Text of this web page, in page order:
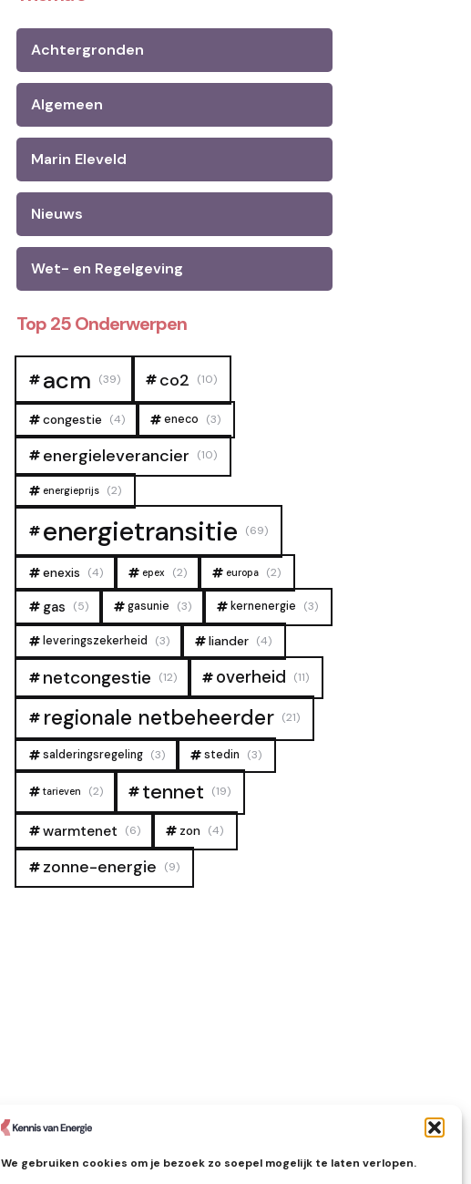
We gebruiken cookies om je bezoek zo soepel mogelijk te laten verlopen.
Achtergronden
Algemeen
Marin Eleveld
Nieuws
Wet- en Regelgeving
Top 25 Onderwerpen
acm (39) co2 (10)
congestie (4) eneco (3)
energieleverancier (10)
energieprijs (2)
energietransitie (69)
enexis (4) epex (2) europa (2)
gas (5) gasunie (3) kernenergie (3)
leveringszekerheid (3) liander (4)
netcongestie (12) overheid (11)
regionale netbeheerder (21)
salderingsregeling (3) stedin (3)
tarieven (2) tennet (19)
warmtenet (6) zon (4)
zonne-energie (9)